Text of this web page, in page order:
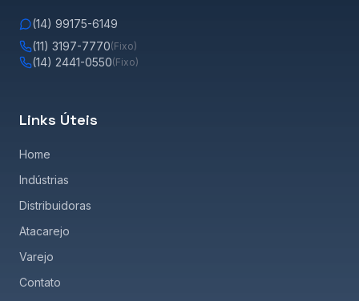
(14) 99175-6149
(11) 3197-7770(Fixo)
(14) 2441-0550(Fixo)
Links Úteis
Home
Indústrias
Distribuidoras
Atacarejo
Varejo
Contato